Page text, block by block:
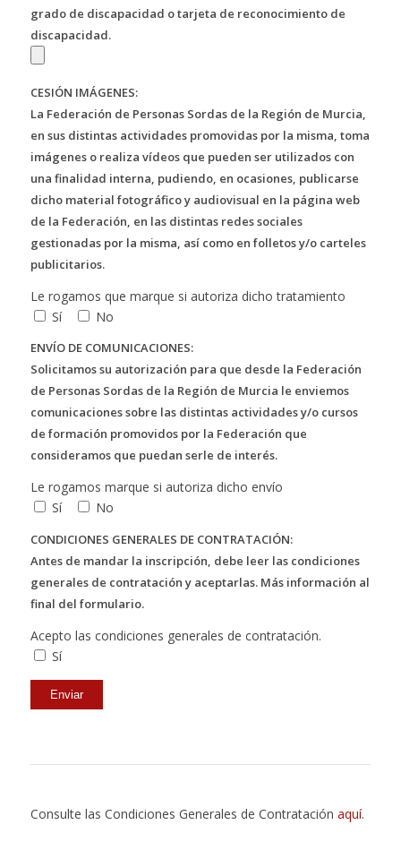
grado de discapacidad o tarjeta de reconocimiento de
discapacidad.
CESIÓN IMÁGENES:
La Federación de Personas Sordas de la Región de Murcia,
en sus distintas actividades promovidas por la misma, toma
imágenes o realiza vídeos que pueden ser utilizados con
una finalidad interna, pudiendo, en ocasiones, publicarse
dicho material fotográfico y audiovisual en la página web
de la Federación, en las distintas redes sociales
gestionadas por la misma, así como en folletos y/o carteles
publicitarios.
Le rogamos que marque si autoriza dicho tratamiento
Sí
No
ENVÍO DE COMUNICACIONES:
Solicitamos su autorización para que desde la Federación
de Personas Sordas de la Región de Murcia le enviemos
comunicaciones sobre las distintas actividades y/o cursos
de formación promovidos por la Federación que
consideramos que puedan serle de interés.
Le rogamos marque si autoriza dicho envío
Sí
No
CONDICIONES GENERALES DE CONTRATACIÓN:
Antes de mandar la inscripción, debe leer las condiciones
generales de contratación y aceptarlas. Más información al
final del formulario.
Acepto las condiciones generales de contratación.
Sí
Consulte las Condiciones Generales de Contratación aquí.